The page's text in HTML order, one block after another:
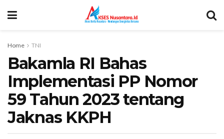
Home TNI
Bakamla RI Bahas
Implementasi PP Nomor
59 Tahun 2023 tentang
Jaknas KKPH